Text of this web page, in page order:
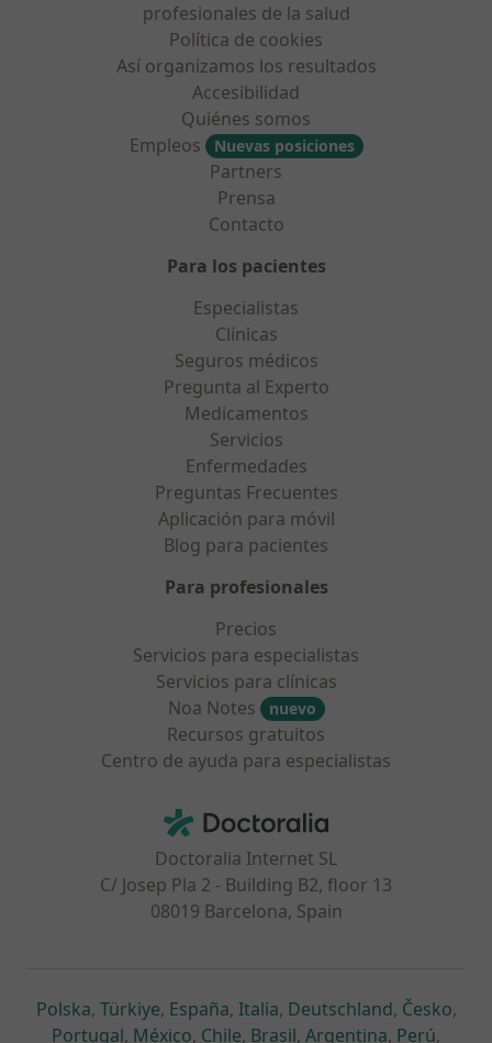
profesionales de la salud
Política de cookies
Así organizamos los resultados
Accesibilidad
Quiénes somos
Empleos
Nuevas posiciones
Partners
Prensa
Contacto
Para los pacientes
Especialistas
Clínicas
Seguros médicos
Pregunta al Experto
Medicamentos
Servicios
Enfermedades
Preguntas Frecuentes
Aplicación para móvil
Blog para pacientes
Para profesionales
Precios
Servicios para especialistas
Servicios para clínicas
Noa Notes
nuevo
Recursos gratuitos
Centro de ayuda para especialistas
Doctoralia - Página de inicio
Doctoralia Internet SL
C/ Josep Pla 2 - Building B2, floor 13
08019 Barcelona, Spain
Polskase abre en una nueva pestaña
, Türkiyese abre en una nueva pestaña
, Españase abre en una nueva pestaña
, Italiase abre en una nueva
, Deutschlandse abre en
, Českose
,
Portugalse abre en una nueva pestaña
, Méxicose abre en una nueva pestaña
, Chilese abre en una nueva pestaña
, Brasilse abre en una nueva
, Argentinase abre en
, Perúse
,